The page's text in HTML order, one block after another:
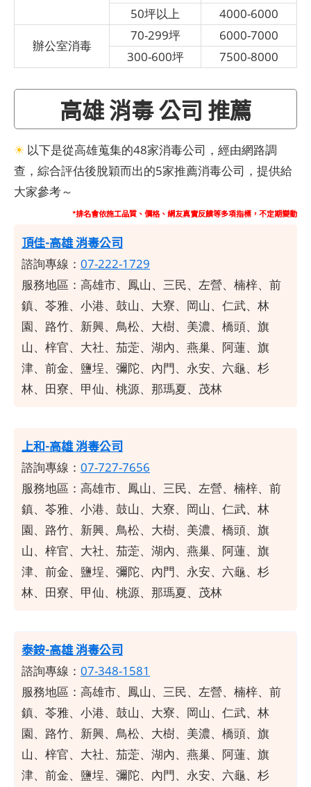
50坪以上
4000-6000
辦公室消毒
70-299坪
6000-7000
300-600坪
7500-8000
高雄 消毒 公司 推薦
☀ 以下是從高雄蒐集的48家消毒公司，經由網路調
查，綜合評估後脫穎而出的5家推薦消毒公司，提供給
大家參考～
*排名會依施工品質、價格、網友真實反饋等多項指標，不定期變動
頂佳-高雄 消毒公司
諮詢專線： 07-222-1729
服務地區：高雄市、鳳山、三民、左營、楠梓、前
鎮、苓雅、小港、鼓山、大寮、岡山、仁武、林
園、路竹、新興、鳥松、大樹、美濃、橋頭、旗
山、梓官、大社、茄萣、湖內、燕巢、阿蓮、旗
津、前金、鹽埕、彌陀、內門、永安、六龜、杉
林、田寮、甲仙、桃源、那瑪夏、茂林
上和-高雄 消毒公司
諮詢專線： 07-727-7656
服務地區：高雄市、鳳山、三民、左營、楠梓、前
鎮、苓雅、小港、鼓山、大寮、岡山、仁武、林
園、路竹、新興、鳥松、大樹、美濃、橋頭、旗
山、梓官、大社、茄萣、湖內、燕巢、阿蓮、旗
津、前金、鹽埕、彌陀、內門、永安、六龜、杉
林、田寮、甲仙、桃源、那瑪夏、茂林
​泰銨-高雄 消毒公司
諮詢專線： 07-348-1581
服務地區：高雄市、鳳山、三民、左營、楠梓、前
鎮、苓雅、小港、鼓山、大寮、岡山、仁武、林
園、路竹、新興、鳥松、大樹、美濃、橋頭、旗
山、梓官、大社、茄萣、湖內、燕巢、阿蓮、旗
津、前金、鹽埕、彌陀、內門、永安、六龜、杉